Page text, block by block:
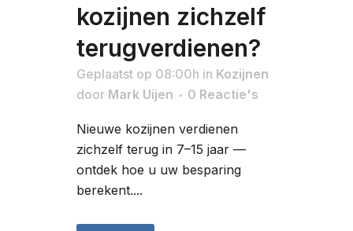
kozijnen zichzelf
terugverdienen?
Geplaatst op 08:00h in Kozijnen
door Mark Uijen 0 Reactie's
Nieuwe kozijnen verdienen
zichzelf terug in 7–15 jaar —
ontdek hoe u uw besparing
berekent....